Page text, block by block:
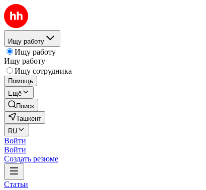
Ищу работу
Ищу работу
Ищу работу
Ищу сотрудника
Помощь
Ещё
Поиск
Ташкент
RU
Войти
Войти
Создать резюме
Статьи